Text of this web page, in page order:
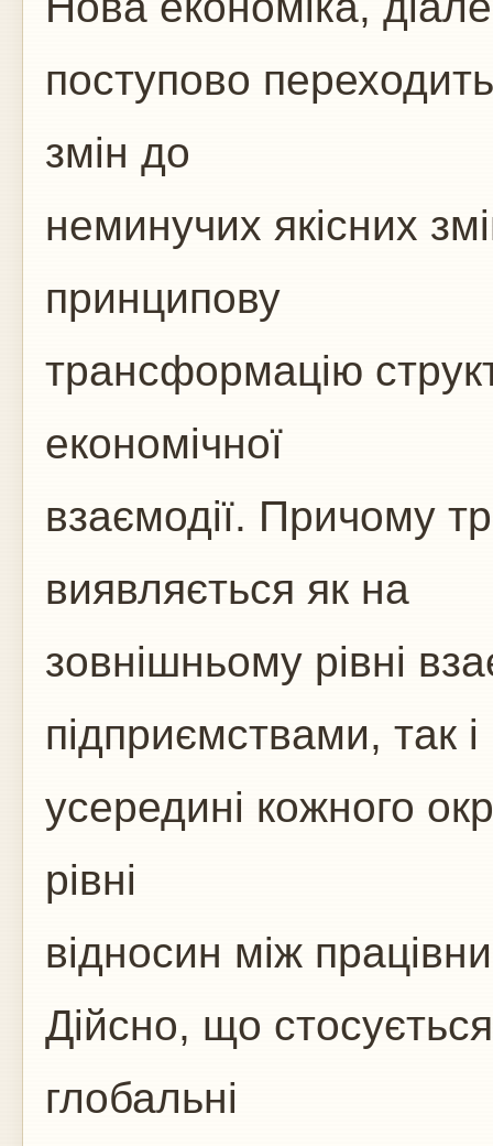
поступово
змін до
неминучих якісних
принципову
трансформацію
економічної
взаємодії. Причому
виявляється як на
зовнішньому рівні
підприємствами, так і
усередині кожного
рівні
відносин між
Дійсно, що
глобальні